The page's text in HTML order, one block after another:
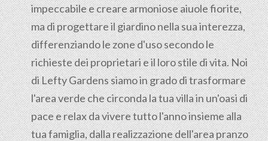
impeccabile e creare armoniose aiuole fiorite,
ma di progettare il giardino nella sua interezza,
differenziando le zone d'uso secondo le
richieste dei proprietari e il loro stile di vita. Noi
di Lefty Gardens siamo in grado di trasformare
l'area verde che circonda la tua villa in un'oasi di
pace e relax da vivere tutto l'anno insieme alla
tua famiglia, dalla realizzazione dell'area pranzo